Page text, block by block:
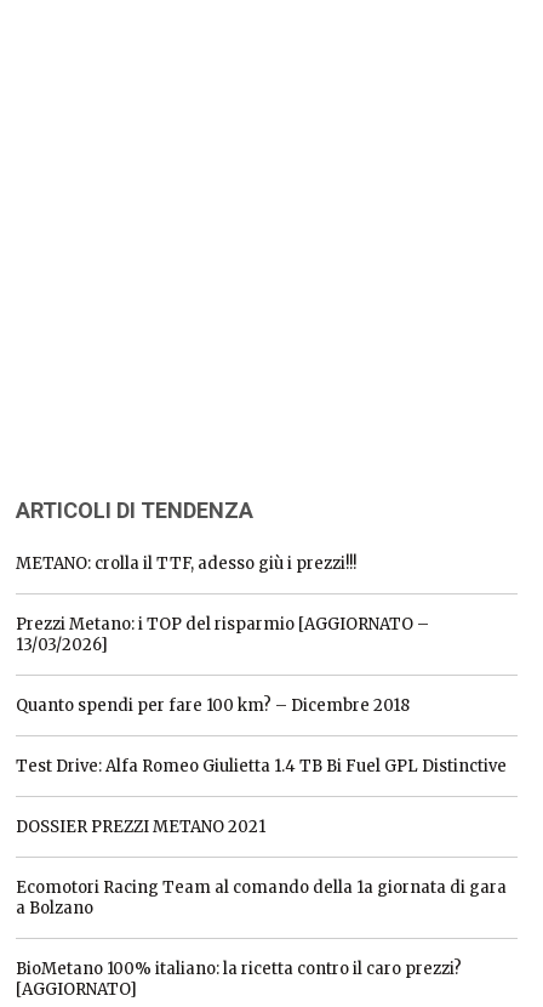
ARTICOLI DI TENDENZA
METANO: crolla il TTF, adesso giù i prezzi!!!
Prezzi Metano: i TOP del risparmio [AGGIORNATO –
13/03/2026]
Quanto spendi per fare 100 km? – Dicembre 2018
Test Drive: Alfa Romeo Giulietta 1.4 TB Bi Fuel GPL Distinctive
DOSSIER PREZZI METANO 2021
Ecomotori Racing Team al comando della 1a giornata di gara
a Bolzano
BioMetano 100% italiano: la ricetta contro il caro prezzi?
[AGGIORNATO]